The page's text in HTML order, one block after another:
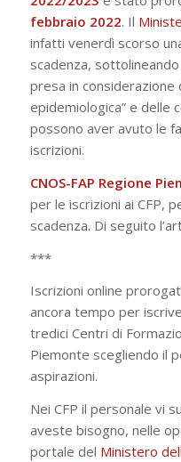
febbraio 2022. Il
infatti venerdì scorso
scadenza,
presa in considerazione
epidemiologica” e delle
possono aver avuto le
iscrizioni.
CNOS-FAP Regione
per le iscrizioni ai CFP,
scadenza. Di seguito
***
Iscrizioni online
ancora tempo per
tredici Centri di
Piemonte scegliendo il
aspirazioni.
Nei CFP il personale vi
aveste bisogno, nelle
portale del Ministero